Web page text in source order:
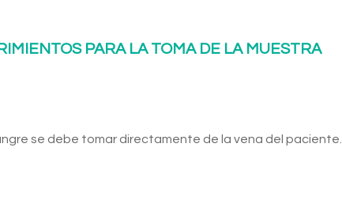
PARA LA TOMA DE LA MUESTRA
se debe tomar directamente de la vena del paciente.